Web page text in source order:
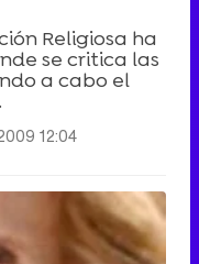
Religiosa ha
se critica las
a cabo el
12:04